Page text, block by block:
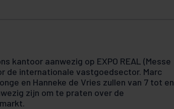
kantoor aanwezig op EXPO REAL (Messe
de internationale vastgoedsector. Marc
en Hanneke de Vries zullen van 7 tot en
zijn om te praten over de